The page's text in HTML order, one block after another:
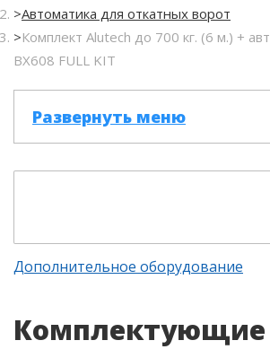
Автоматика для откатных ворот
Комплект Alutech до 700 кг. (6 м.) +
BX608 FULL KIT
Развернуть меню
Дополнительное оборудование
Комплектующие